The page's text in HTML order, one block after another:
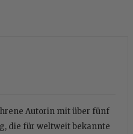
Autorin mit über fünf
die für weltweit bekannte